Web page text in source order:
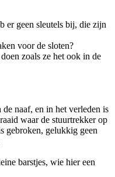
er geen sleutels bij, die zijn
voor de sloten?
zoals ze het ook in de
naaf, en in het verleden is
waar de stuurtrekker op
gebroken, gelukkig geen
barstjes, wie hier een